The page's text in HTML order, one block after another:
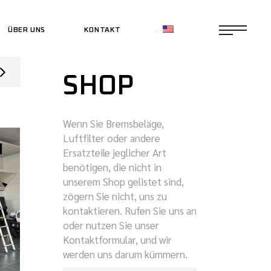
ÜBER UNS KONTAKT
SHOP
SHOP
Wenn Sie Bremsbeläge,
Luftfilter oder andere
Ersatzteile jeglicher Art
benötigen, die nicht in
unserem Shop gelistet sind,
zögern Sie nicht, uns zu
kontaktieren. Rufen Sie uns an
oder nutzen Sie unser
Kontaktformular, und wir
werden uns darum kümmern.